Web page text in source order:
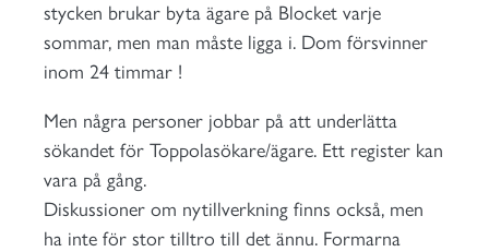
stycken brukar byta ägare på Blocket varje
sommar, men man måste ligga i. Dom försvinner
inom 24 timmar !
Men några personer jobbar på att underlätta
sökandet för Toppolasökare/ägare. Ett register kan
vara på gång.
Diskussioner om nytillverkning finns också, men
ha inte för stor tilltro till det ännu. Formarna